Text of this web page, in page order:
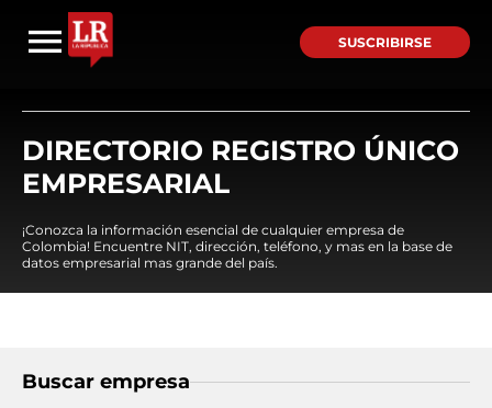
SUSCRIBIRSE
DIRECTORIO REGISTRO ÚNICO
EMPRESARIAL
¡Conozca la información esencial de cualquier empresa de
Colombia! Encuentre NIT, dirección, teléfono, y mas en la base de
datos empresarial mas grande del país.
Buscar empresa